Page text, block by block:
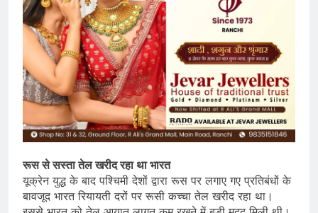
रूस से सस्ता तेल खरीद रहा था भारत
यूक्रेन युद्ध के बाद पश्चिमी देशों द्वारा रूस पर लगाए गए प्रतिबंधों के
बावजूद भारत रियायती दरों पर रूसी कच्चा तेल खरीद रहा था।